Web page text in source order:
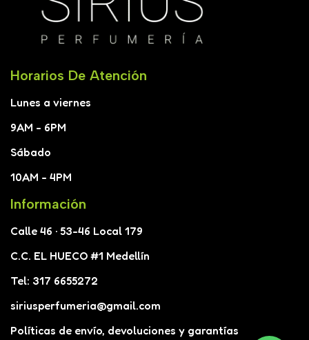
Horarios De Atención
Lunes a viernes
9AM - 6PM
Sábado
10AM - 4PM
Información
Calle 46 · 53-46 Local 179
C.C. EL HUECO #1 Medellín
Tel: 317 6655272
siriusperfumeria@gmail.com
Políticas de envío, devoluciones y garantías